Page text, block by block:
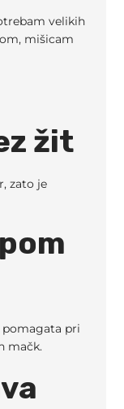
velikih
mišicam
žit
zato je
pomagata pri
mačk.